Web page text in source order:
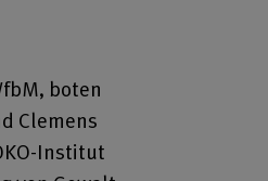
boten
Clemens
Institut